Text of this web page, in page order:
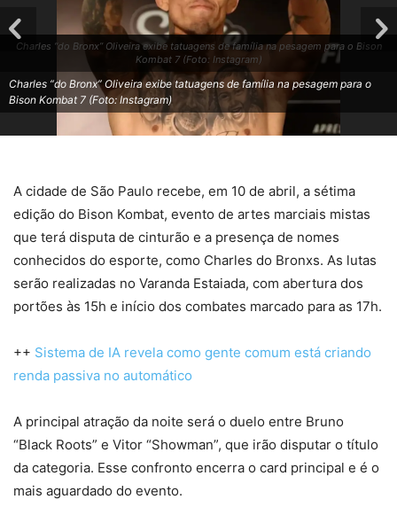
Charles “do Bronx” Oliveira exibe tatuagens de família na pesagem para o Bison
Kombat 7 (Foto: Instagram)
Charles “do Bronx” Oliveira exibe tatuagens de família na pesagem para o
Bison Kombat 7 (Foto: Instagram)
A cidade de São Paulo recebe, em 10 de abril, a sétima
edição do Bison Kombat, evento de artes marciais mistas
que terá disputa de cinturão e a presença de nomes
conhecidos do esporte, como Charles do Bronxs. As lutas
serão realizadas no Varanda Estaiada, com abertura dos
portões às 15h e início dos combates marcado para as 17h.
++ Sistema de IA revela como gente comum está criando
renda passiva no automático
A principal atração da noite será o duelo entre Bruno
“Black Roots” e Vitor “Showman”, que irão disputar o título
da categoria. Esse confronto encerra o card principal e é o
mais aguardado do evento.